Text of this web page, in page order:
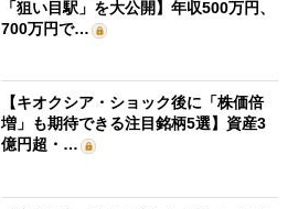
「狙い目駅」を大公開】年収500万円、
700万円で…
【キオクシア・ショック後に「株価倍
増」も期待できる注目銘柄5選】資産3
億円超・…